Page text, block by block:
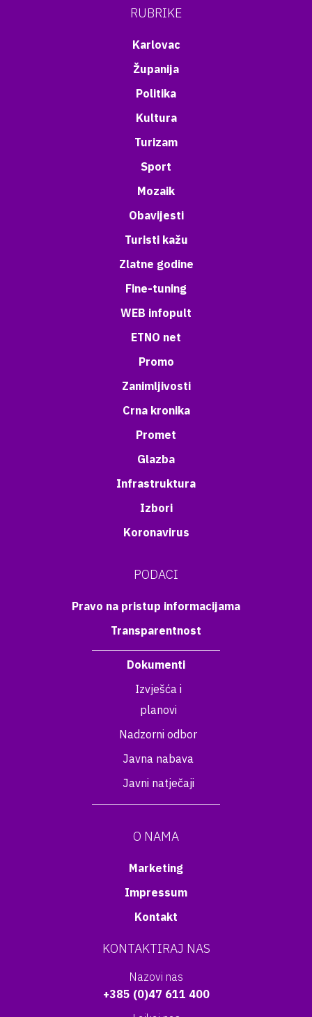
RUBRIKE
Karlovac
Županija
Politika
Kultura
Turizam
Sport
Mozaik
Obavijesti
Turisti kažu
Zlatne godine
Fine-tuning
WEB infopult
ETNO net
Promo
Zanimljivosti
Crna kronika
Promet
Glazba
Infrastruktura
Izbori
Koronavirus
PODACI
Pravo na pristup informacijama
Transparentnost
Dokumenti
Izvješća i
planovi
Nadzorni odbor
Javna nabava
Javni natječaji
O NAMA
Marketing
Impressum
Kontakt
KONTAKTIRAJ NAS
Nazovi nas
+385 (0)47 611 400